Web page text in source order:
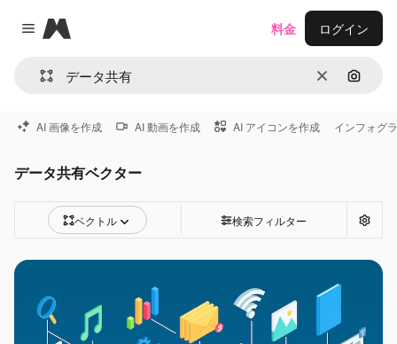
Close menu
Magnific
消去 画像で
料金 ログイン
AI 画像を作成 AI 動画を作成 AI アイコンを作成 インフォグ
データ共有ベクター
ベクトル 検索フィルター